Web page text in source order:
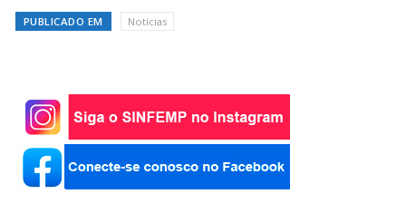
PUBLICADO EM Notícias